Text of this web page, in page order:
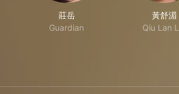
莊岳
Guardian
黃舒湄
Qiu Lan